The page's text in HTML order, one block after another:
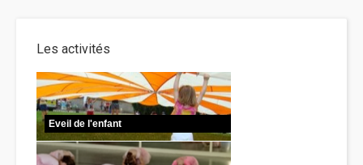
Les activités
Eveil de l'enfant